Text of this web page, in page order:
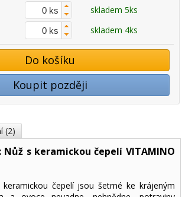
skladem 5ks
skladem 4ks
Do košíku
Koupit později
(2)
s keramickou čepelí VITAMINO
čepelí jsou šetrné ke krájeným